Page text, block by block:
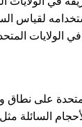
لقياس
على نطاق
السائلة